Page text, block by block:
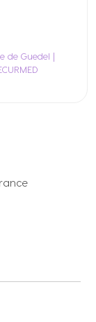
de Guedel |